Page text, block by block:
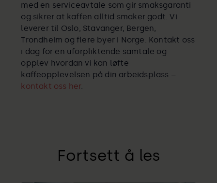
med en serviceavtale som gir smaksgaranti
og sikrer at kaffen alltid smaker godt. Vi
leverer til Oslo, Stavanger, Bergen,
Trondheim og flere byer i Norge. Kontakt oss
i dag for en uforpliktende samtale og
opplev hvordan vi kan løfte
kaffeopplevelsen på din arbeidsplass –
kontakt oss her.
Fortsett å les